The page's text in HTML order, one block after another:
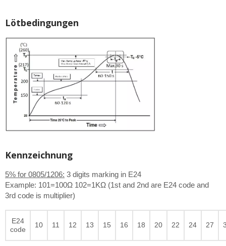
Lötbedingungen
Kennzeichnung
5% for 0805/1206: 3 digits marking in E24
Example: 101=100Ω 102=1KΩ (1st and 2nd are E24 code and
3rd code is multiplier)
E24
code
10 11 12 13 15 16 18 20 22 24 27